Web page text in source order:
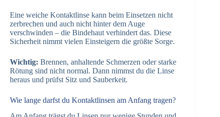
Eine weiche Kontaktlinse kann beim Einsetzen nicht
zerbrechen und auch nicht hinter dem Auge
verschwinden – die Bindehaut verhindert das. Diese
Sicherheit nimmt vielen Einsteigern die größte Sorge.
Wichtig: Brennen, anhaltende Schmerzen oder starke
Rötung sind nicht normal. Dann nimmst du die Linse
heraus und prüfst Sitz und Sauberkeit.
Wie lange darfst du Kontaktlinsen am Anfang tragen?